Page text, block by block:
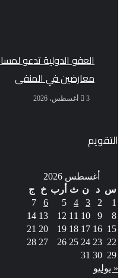
العفو الدولية تدعو
معارضين في المنفى
3 أغسطس، 2026
التقويم
أغسطس 2026
س
د ن ث أرب خ
ج
1
2
3
4
5
6
7
8
9
10
11
12
13
14
15
16
17
18
19
20
21
22
23
24
25
26
27
28
29
30
31
« يوليو